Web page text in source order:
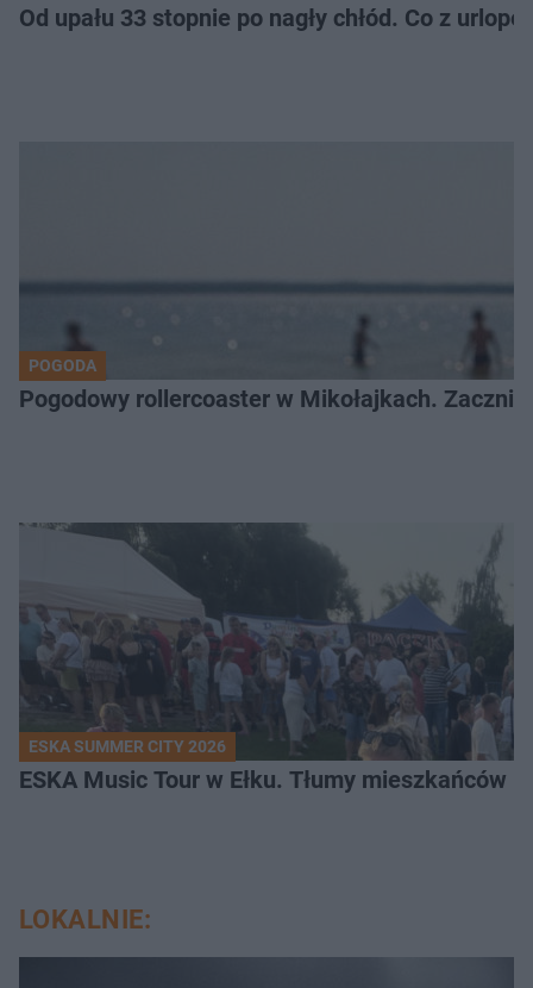
Od upału 33 stopnie po nagły chłód. Co z
POGODA
Pogodowy rollercoaster w Mikołajkach.
ESKA SUMMER CITY 2026
ESKA Music Tour w Ełku. Tłumy mieszkańców
LOKALNIE: